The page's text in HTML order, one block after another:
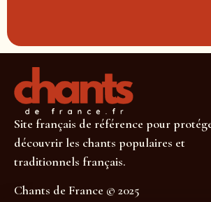
Site français de référence pour
découvrir les chants populaires et
traditionnels français.
Chants de France © 2025